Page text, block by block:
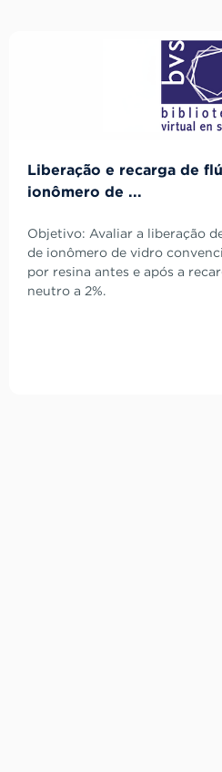
Liberação e recarga de
ionômero de ...
Objetivo: Avaliar a liberação
de ionômero de vidro
por resina antes e após a
neutro a 2%.